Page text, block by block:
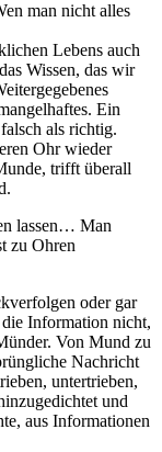
man nicht alles
Lebens auch
Wissen, das wir
Ein
als richtig.
Ohr wieder
trifft überall
lassen… Man
zu Ohren
oder gar
Information nicht,
Von Mund zu
Nachricht
untertrieben,
und
aus Informationen